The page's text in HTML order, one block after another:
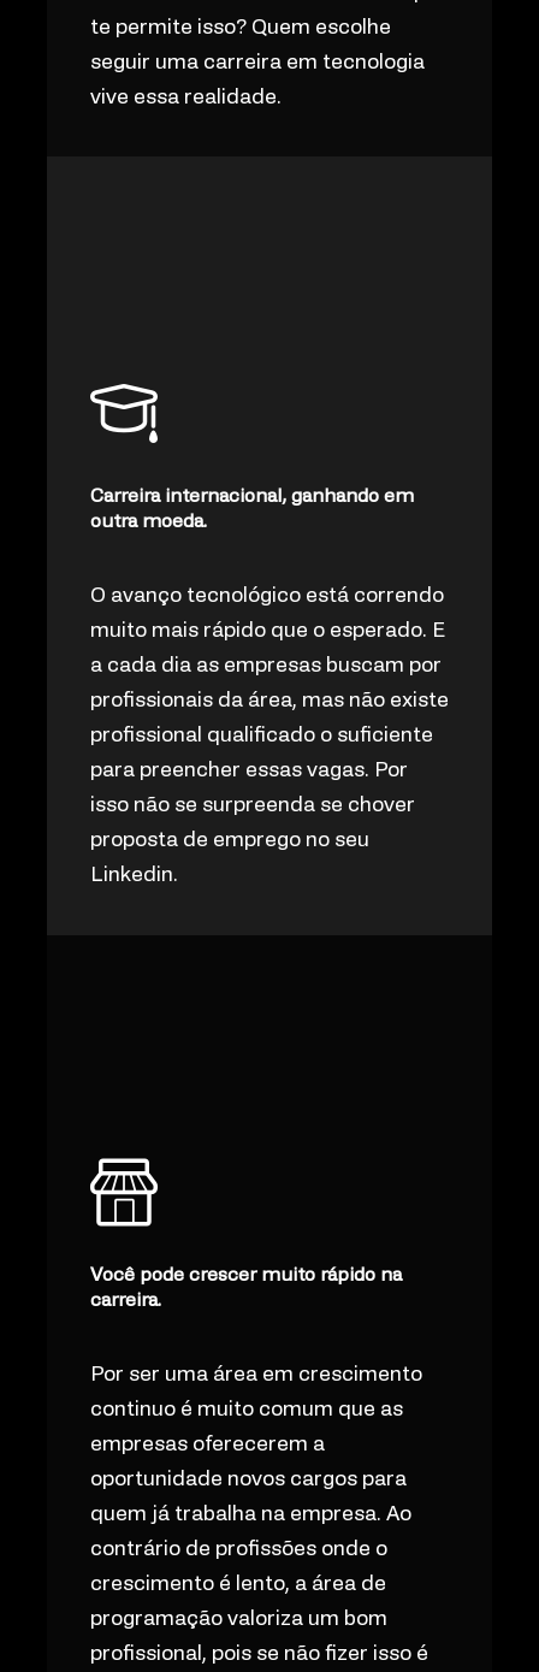
te permite isso? Quem escolhe
seguir uma carreira em tecnologia
vive essa realidade.
Carreira internacional, ganhando em
outra moeda.
O avanço tecnológico está correndo
muito mais rápido que o esperado. E
a cada dia as empresas buscam por
profissionais da área, mas não existe
profissional qualificado o suficiente
para preencher essas vagas. Por
isso não se surpreenda se chover
proposta de emprego no seu
Linkedin.
Você pode crescer muito rápido na
carreira.
Por ser uma área em crescimento
continuo é muito comum que as
empresas oferecerem a
oportunidade novos cargos para
quem já trabalha na empresa. Ao
contrário de profissões onde o
crescimento é lento, a área de
programação valoriza um bom
profissional, pois se não fizer isso é